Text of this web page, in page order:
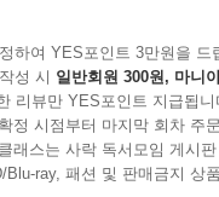
하여 YES포인트 3만원을 드
성 시 일반회원 300원, 마니
리뷰만 YES포인트 지급됩니
정 시점부터 마지막 회차 주
래스는 사락 독서모임 게시
Blu-ray, 패션 및 판매금지 상